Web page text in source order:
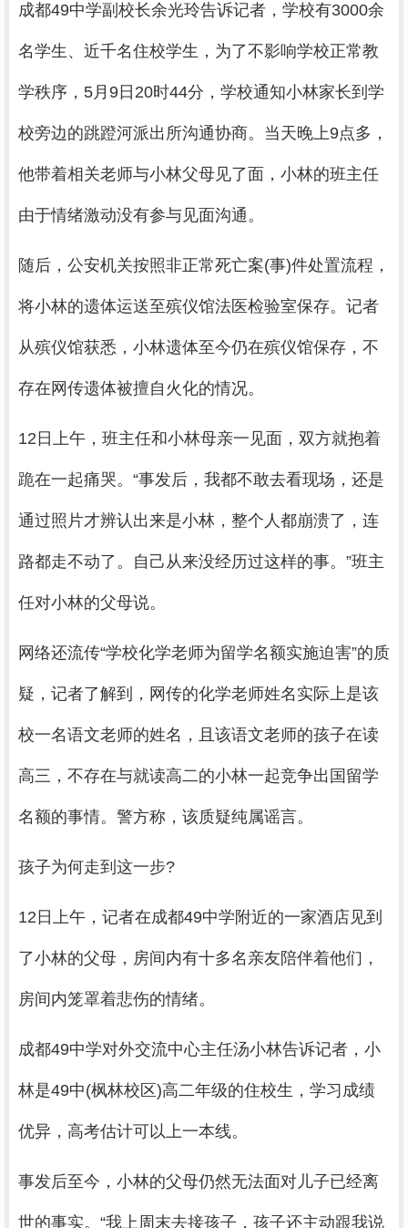
成都49中学副校长余光玲告诉记者，学校有3000余
名学生、近千名住校学生，为了不影响学校正常教
学秩序，5月9日20时44分，学校通知小林家长到学
校旁边的跳蹬河派出所沟通协商。当天晚上9点多，
他带着相关老师与小林父母见了面，小林的班主任
由于情绪激动没有参与见面沟通。
随后，公安机关按照非正常死亡案(事)件处置流程，
将小林的遗体运送至殡仪馆法医检验室保存。记者
从殡仪馆获悉，小林遗体至今仍在殡仪馆保存，不
存在网传遗体被擅自火化的情况。
12日上午，班主任和小林母亲一见面，双方就抱着
跪在一起痛哭。“事发后，我都不敢去看现场，还是
通过照片才辨认出来是小林，整个人都崩溃了，连
路都走不动了。自己从来没经历过这样的事。”班主
任对小林的父母说。
网络还流传“学校化学老师为留学名额实施迫害”的质
疑，记者了解到，网传的化学老师姓名实际上是该
校一名语文老师的姓名，且该语文老师的孩子在读
高三，不存在与就读高二的小林一起竞争出国留学
名额的事情。警方称，该质疑纯属谣言。
孩子为何走到这一步?
12日上午，记者在成都49中学附近的一家酒店见到
了小林的父母，房间内有十多名亲友陪伴着他们，
房间内笼罩着悲伤的情绪。
成都49中学对外交流中心主任汤小林告诉记者，小
林是49中(枫林校区)高二年级的住校生，学习成绩
优异，高考估计可以上一本线。
事发后至今，小林的父母仍然无法面对儿子已经离
世的事实。“我上周末去接孩子，孩子还主动跟我说